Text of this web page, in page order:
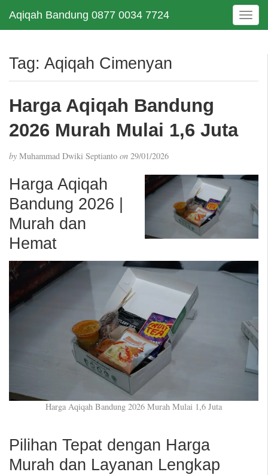
Aqiqah Bandung 0877 0034 7724
T
o
e
t
Tag: Aqiqah Cimenyan
Harga Aqiqah Bandung
2026 Murah Mulai 1,6 Juta
by Muhammad Dwiki Septianto on 29/01/2026
Harga Aqiqah
Bandung 2026 |
Murah dan
Hemat
Harga Aqiqah Bandung 2026 Murah Mulai 1,6 Juta
Pilihan Tepat dengan Harga
Murah dan Layanan Lengkap